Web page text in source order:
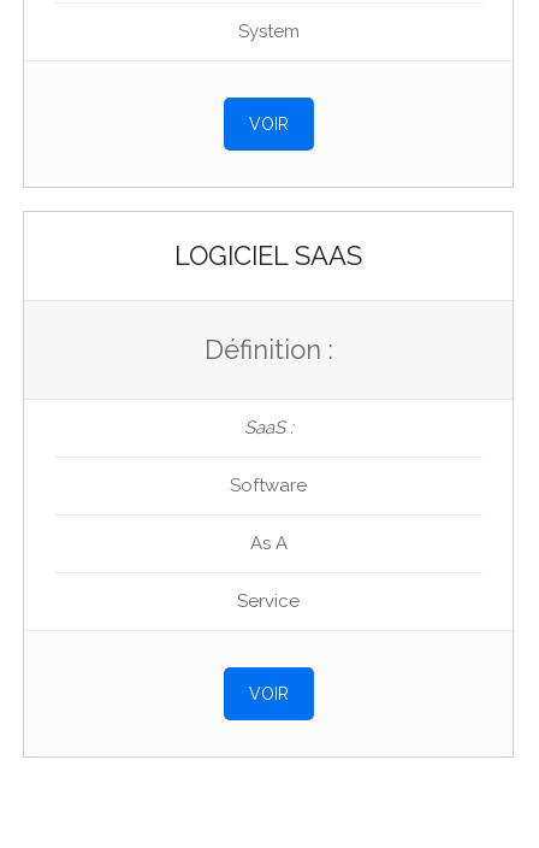
System
VOIR
LOGICIEL SAAS
Définition :
SaaS :
Software
As A
Service
VOIR